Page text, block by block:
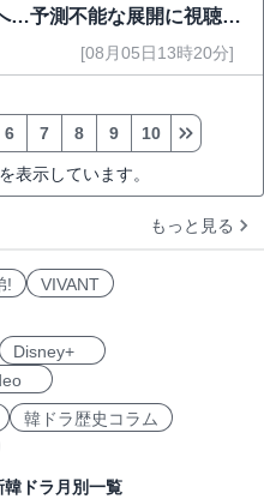
…予測不能な展開に視聴者
[08月05日13時20分]
表示しています。
6 7 8 9 10
もっと見る
!
VIVANT
Disney+
韓ドラ歴史コラム
韓ドラ月別一覧